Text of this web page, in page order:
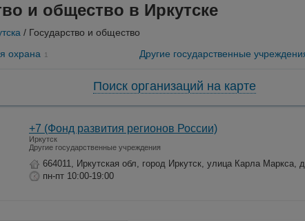
и общество в Иркутске
/ Государство и общество
охрана
1 Другие государственные
Поиск организаций на карте
+7 (Фонд развития регионов России)
Иркутск
Другие государственные учреждения
664011, Иркутская обл, город Иркутск, улица Карла Маркса,
пн-пт 10:00-19:00